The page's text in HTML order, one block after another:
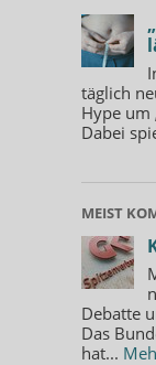
täglich
Hype um
Dabei
MEIST
Debatte
Das
hat...